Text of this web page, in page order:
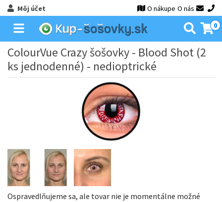
Môj účet O nákupe O nás
0
ColourVue Crazy šošovky - Blood Shot (2
ks jednodenné) - nedioptrické
Ospravedlňujeme sa, ale tovar nie je momentálne možné